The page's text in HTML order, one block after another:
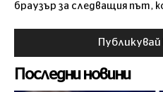
браузър за следващия път,
Последни новини